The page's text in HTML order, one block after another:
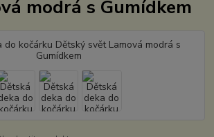
modrá s Gumídkem